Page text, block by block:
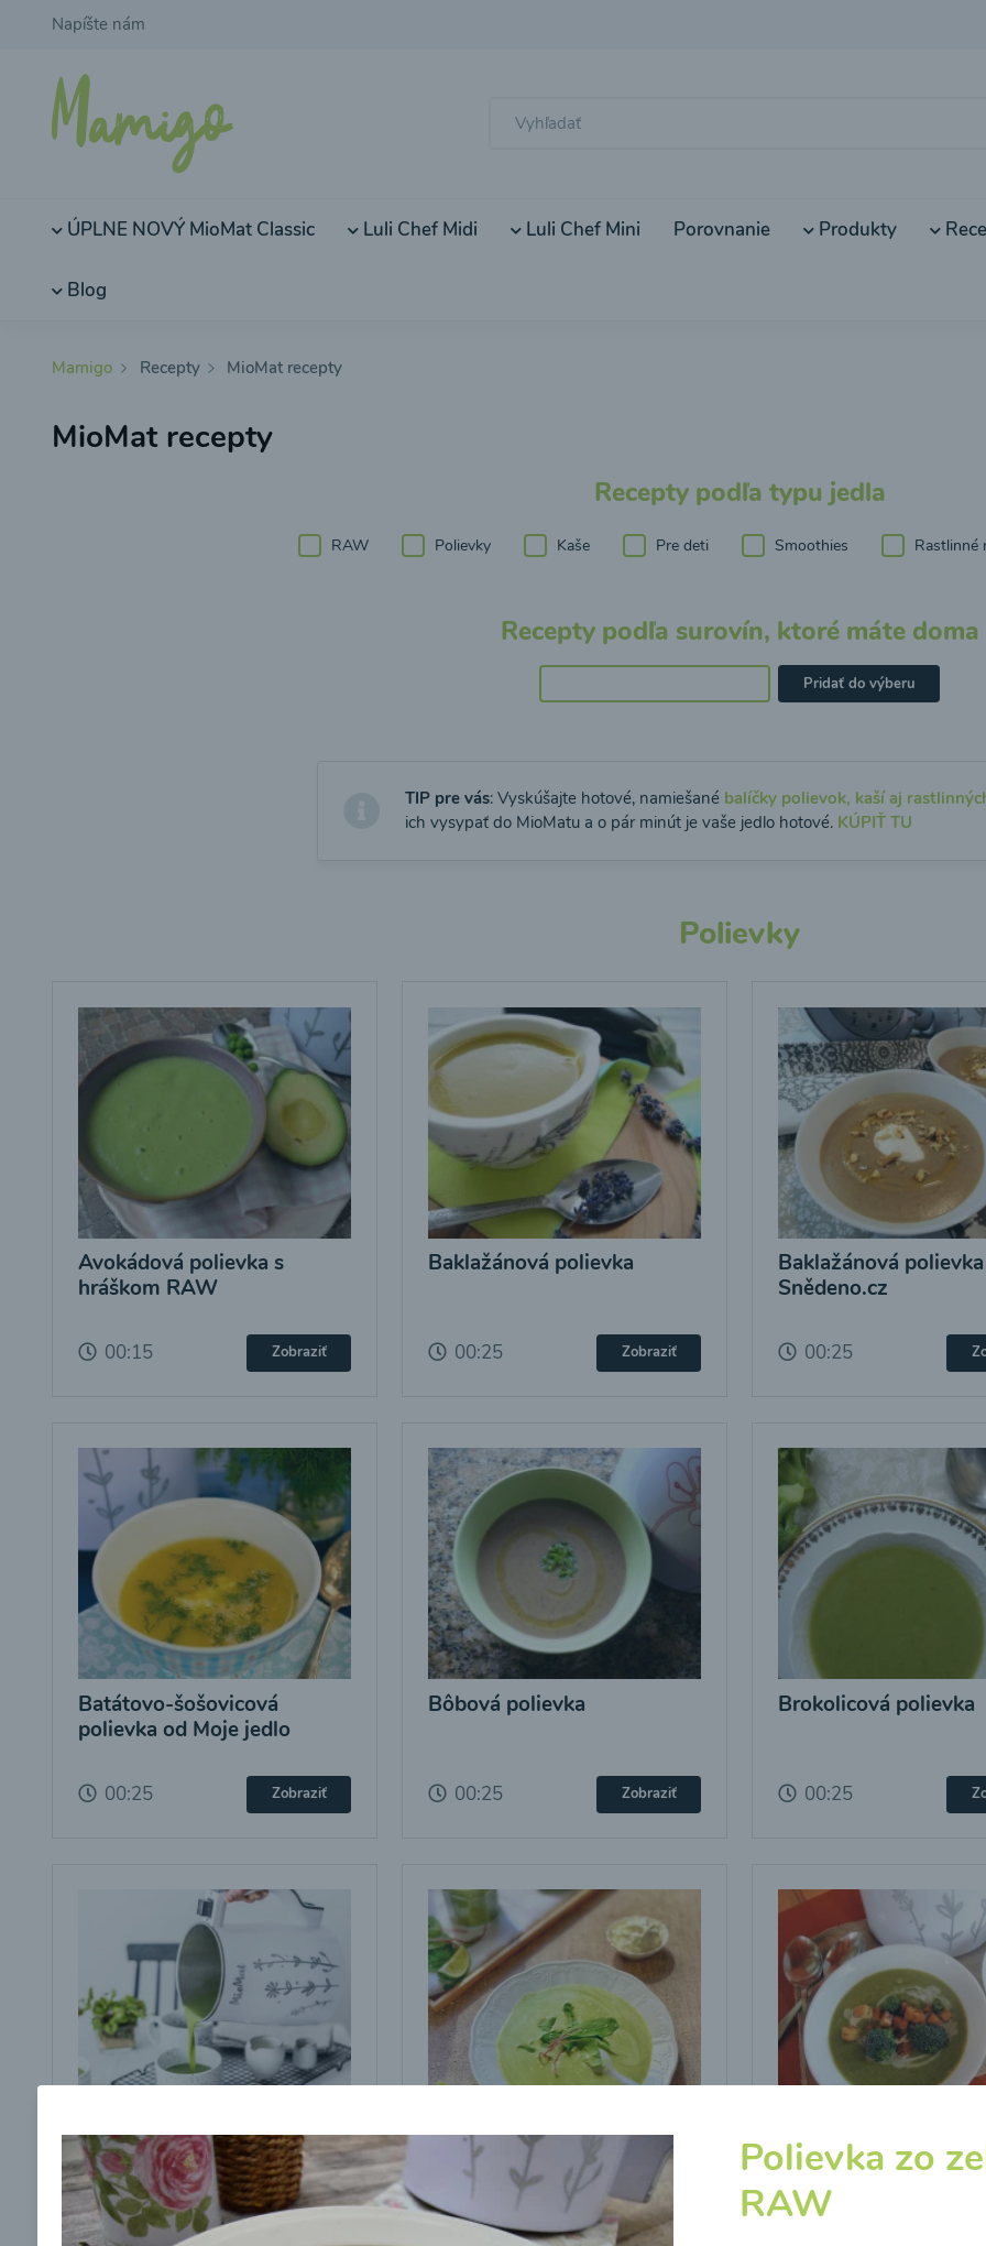
Napíšte nám
ÚPLNE NOVÝ MioMat Classic Luli Chef Midi Luli Chef Mini Porovnanie Produkty
Blog
Mamigo Recepty MioMat recepty
MioMat recepty
Recepty podľa typu jedla
RAW Polievky Kaše Pre deti Smoothies Rastlinné
Recepty podľa surovín, ktoré máte doma
Pridať do výberu
TIP pre vás: Vyskúšajte hotové, namiešané balíčky polievok, kaší aj
ich vysypať do MioMatu a o pár minút je vaše jedlo hotové. KÚPIŤ TU
Polievky
Avokádová polievka s
hráškom RAW
00:15 Zobraziť
Baklažánová polievka
00:25 Zobraziť
Baklažánová
Snědeno.cz
00:25
Batátovo-šošovicová
polievka od Moje jedlo
00:25 Zobraziť
Bôbová polievka
00:25 Zobraziť
Brokolicová polievka
00:25
Brokolicová polievka s
cesnakom od LaPetit
Brokolicová polievka s
cviklovými listami
Brokolicová polievka
krutónmi z tofu od
Snědeno.cz
Polievka zo
RAW